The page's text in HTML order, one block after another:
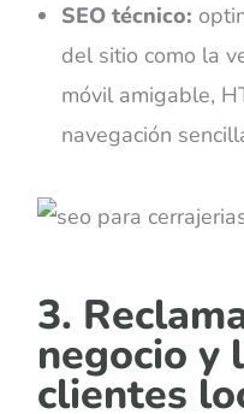
SEO técnico:
del sitio como la
móvil amigable,
navegación
3.
negocio y
clientes